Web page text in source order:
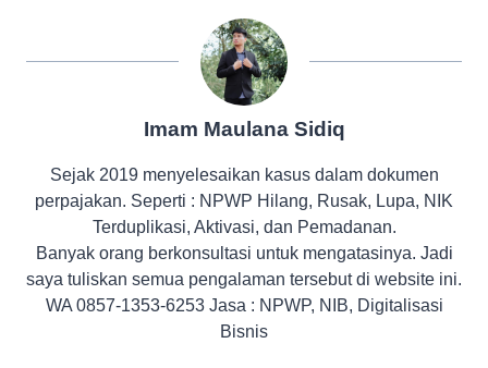
Imam Maulana Sidiq
Sejak 2019 menyelesaikan kasus dalam dokumen
perpajakan. Seperti : NPWP Hilang, Rusak, Lupa, NIK
Terduplikasi, Aktivasi, dan Pemadanan.
Banyak orang berkonsultasi untuk mengatasinya. Jadi
saya tuliskan semua pengalaman tersebut di website ini.
WA 0857-1353-6253 Jasa : NPWP, NIB, Digitalisasi
Bisnis